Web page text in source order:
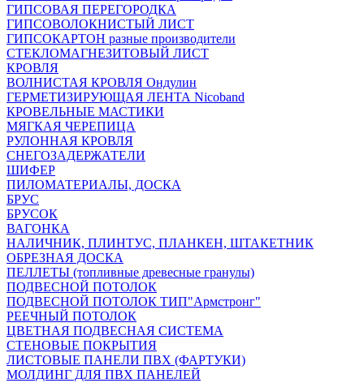
ГИПСОВАЯ ПЕРЕГОРОДКА
ГИПСОВОЛОКНИСТЫЙ ЛИСТ
ГИПСОКАРТОН разные производители
СТЕКЛОМАГНЕЗИТОВЫЙ ЛИСТ
КРОВЛЯ
ВОЛНИСТАЯ КРОВЛЯ Ондулин
ГЕРМЕТИЗИРУЮЩАЯ ЛЕНТА Nicoband
КРОВЕЛЬНЫЕ МАСТИКИ
МЯГКАЯ ЧЕРЕПИЦА
РУЛОННАЯ КРОВЛЯ
СНЕГОЗАДЕРЖАТЕЛИ
ШИФЕР
ПИЛОМАТЕРИАЛЫ, ДОСКА
БРУС
БРУСОК
ВАГОНКА
НАЛИЧНИК, ПЛИНТУС, ПЛАНКЕН, ШТАКЕТНИК
ОБРЕЗНАЯ ДОСКА
ПЕЛЛЕТЫ (топливные древесные гранулы)
ПОДВЕСНОЙ ПОТОЛОК
ПОДВЕСНОЙ ПОТОЛОК ТИП"Армстронг"
РЕЕЧНЫЙ ПОТОЛОК
ЦВЕТНАЯ ПОДВЕСНАЯ СИСТЕМА
СТЕНОВЫЕ ПОКРЫТИЯ
ЛИСТОВЫЕ ПАНЕЛИ ПВХ (ФАРТУКИ)
МОЛДИНГ ДЛЯ ПВХ ПАНЕЛЕЙ